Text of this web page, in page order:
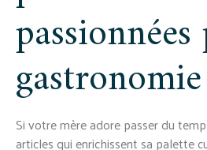
gastronomie
Si votre mère adore passer du
articles qui enrichissent sa palette